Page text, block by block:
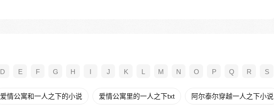
D E F G H I J K L M N O P Q R S
爱情公寓和一人之下的小说 爱情公寓里的一人之下txt 阿尔泰尔穿越一人之下小说